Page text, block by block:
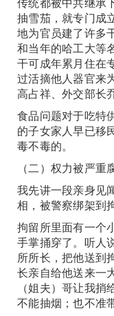
抽雪茄，就专门成
地为官员建了许多
和当年的哈工大等
干可成年累月住在
过活摘他人器官来
高占祥、外交部长
食品问题对于吃特
的子女家人早已移
毒不毒的。
（二）权力被严重
我先讲一段亲身见
相，被警察绑架到
拘留所里面有一个
手掌捅穿了。听人
所所长，把他送到
长亲自给他送来一
（姐夫）哥让我
不能抽烟；也不准